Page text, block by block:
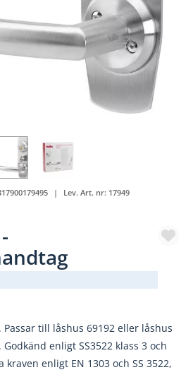
Lev. Art. nr: 17949
till låshus 69192 eller låshus
enligt SS3522 klass 3 och
enligt EN 1303 och SS 3522,